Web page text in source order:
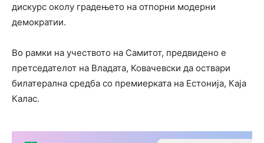
дискурс околу градењето на отпорни модерни
демократии.
Во рамки на учеството на Самитот, предвидено е
претседателот на Владата, Ковачевски да оствари
билатерална средба со премиерката на Естонија, Каја
Калас.